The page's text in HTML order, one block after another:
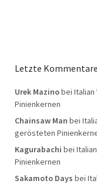
Letzte Kommentare
Urek Mazinobei
Pinienkernen
Chainsaw Man bei
gerösteten
Kagurabachi bei
Pinienkernen
Sakamoto Days bei